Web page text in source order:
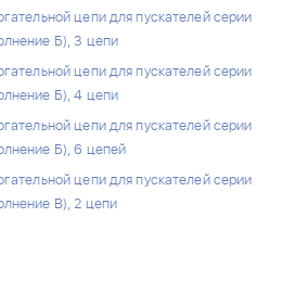
цепи для пускателей серии
Б), 3 цепи
цепи для пускателей серии
Б), 4 цепи
цепи для пускателей серии
Б), 6 цепей
цепи для пускателей серии
В), 2 цепи